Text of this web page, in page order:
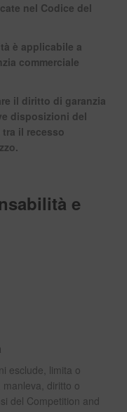
nel Codice del
è applicabile a
commerciale
il diritto di garanzia
disposizioni del
il recesso
e
esclude, limita o
diritto o
del Competition and